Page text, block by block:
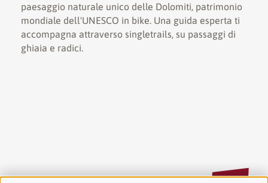
paesaggio naturale unico delle Dolomiti, patrimonio
mondiale dell'UNESCO in bike. Una guida esperta ti
accompagna attraverso singletrails, su passaggi di
ghiaia e radici.